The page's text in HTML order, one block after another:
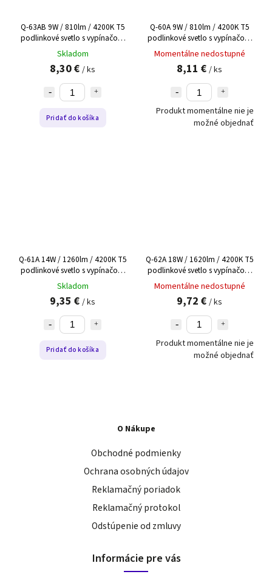
Q-63AB 9W / 810lm / 4200K T5
podlinkové svetlo s vypínačom
a konektorom - čierne QTEC
60cm
Skladom
8,30 € / ks
Pridať do košíka
Q-60A 9W / 810lm / 4200K T5
podlinkové svetlo s vypínačom
a konektorom - biele QTEC
60cm
Momentálne nedostupné
8,11 € / ks
Produkt momentálne nie je
možné objednať
Q-61A 14W / 1260lm / 4200K T5
podlinkové svetlo s vypínačom
a konektorom - biele QTEC
90cm
Skladom
9,35 € / ks
Pridať do košíka
Q-62A 18W / 1620lm / 4200K T5
podlinkové svetlo s vypínačom
a konektorom - biele QTEC
120cm
Momentálne nedostupné
9,72 € / ks
Produkt momentálne nie je
možné objednať
O Nákupe
Obchodné podmienky
Ochrana osobných údajov
Reklamačný poriadok
Reklamačný protokol
Odstúpenie od zmluvy
Informácie pre vás